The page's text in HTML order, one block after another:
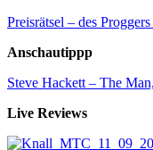
Preisrätsel – des
Anschautippp
Steve Hackett – The
Live Reviews